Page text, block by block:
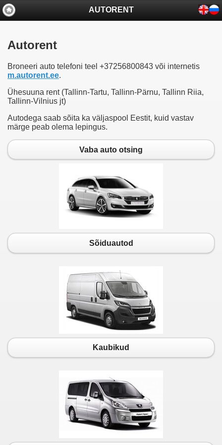
AUTORENT
Autorent
Broneeri auto telefoni teel +37256800843 või internetis
m.autorent.ee.
Ühesuuna rent (Tallinn-Tartu, Tallinn-Pärnu, Tallinn Riia,
Tallinn-Vilnius jt)
Autodega saab sõita ka väljaspool Eestit, kuid vastav
märge peab olema lepingus.
Vaba auto otsing
Sõiduautod
Kaubikud